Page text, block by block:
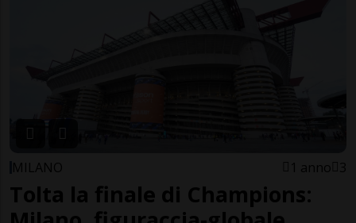
MILANO 1 anno 3
Tolta la finale di Champions: